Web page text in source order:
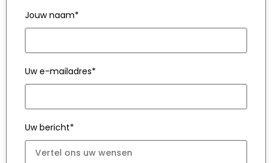
Jouw naam*
Uw e-mailadres*
Uw bericht*